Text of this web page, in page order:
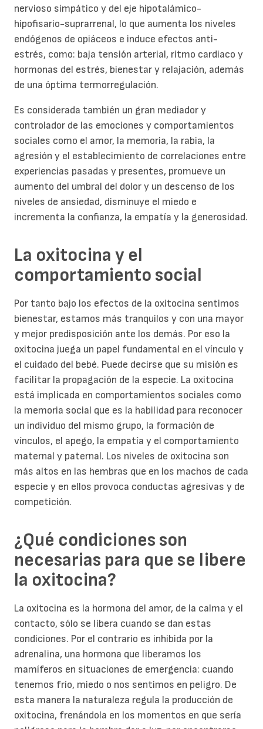
nervioso simpático y del eje hipotalámico-
hipofisario-suprarrenal, lo que aumenta los niveles
endógenos de opiáceos e induce efectos anti-
estrés, como: baja tensión arterial, ritmo cardiaco y
hormonas del estrés, bienestar y relajación, además
de una óptima termorregulación.
Es considerada también un gran mediador y
controlador de las emociones y comportamientos
sociales como el amor, la memoria, la rabia, la
agresión y el establecimiento de correlaciones entre
experiencias pasadas y presentes, promueve un
aumento del umbral del dolor y un descenso de los
niveles de ansiedad, disminuye el miedo e
incrementa la confianza, la empatía y la generosidad.
La oxitocina y el
comportamiento social
Por tanto bajo los efectos de la oxitocina sentimos
bienestar, estamos más tranquilos y con una mayor
y mejor predisposición ante los demás. Por eso la
oxitocina juega un papel fundamental en el vínculo y
el cuidado del bebé. Puede decirse que su misión es
facilitar la propagación de la especie. La oxitocina
está implicada en comportamientos sociales como
la memoria social que es la habilidad para reconocer
un individuo del mismo grupo, la formación de
vínculos, el apego, la empatía y el comportamiento
maternal y paternal. Los niveles de oxitocina son
más altos en las hembras que en los machos de cada
especie y en ellos provoca conductas agresivas y de
competición.
¿Qué condiciones son
necesarias para que se libere
la oxitocina?
La oxitocina es la hormona del amor, de la calma y el
contacto, sólo se libera cuando se dan estas
condiciones. Por el contrario es inhibida por la
adrenalina, una hormona que liberamos los
mamíferos en situaciones de emergencia: cuando
tenemos frío, miedo o nos sentimos en peligro. De
esta manera la naturaleza regula la producción de
oxitocina, frenándola en los momentos en que sería